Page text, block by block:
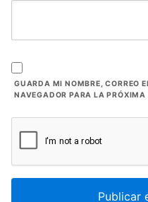
GUARDA MI NOMBRE, CORREO
NAVEGADOR PARA LA PRÓXIMA